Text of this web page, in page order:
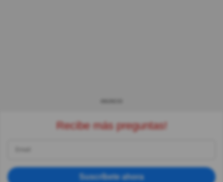
Recibe más preguntas!
Suscríbete ahora